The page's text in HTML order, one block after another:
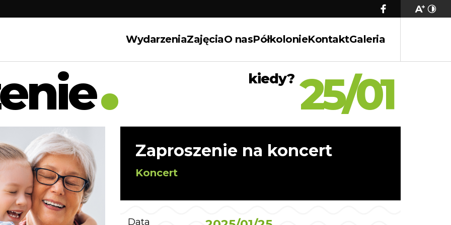
WydarzeniaZajęciaO nasPółkolonieKontaktGaleria
kiedy? 25/01
Zaproszenie na koncert
Koncert
Data